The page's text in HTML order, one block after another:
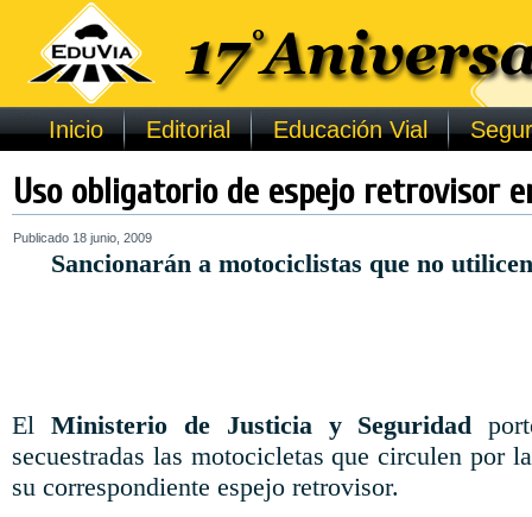
Inicio Editorial Educación Vial
Uso obligatorio de espejo retrovisor
Publicado 18 junio, 2009
Sancionarán a motociclistas que no
El Ministerio de Justicia y Seguridad
secuestradas las motocicletas que circulen por
su correspondiente espejo retrovisor.